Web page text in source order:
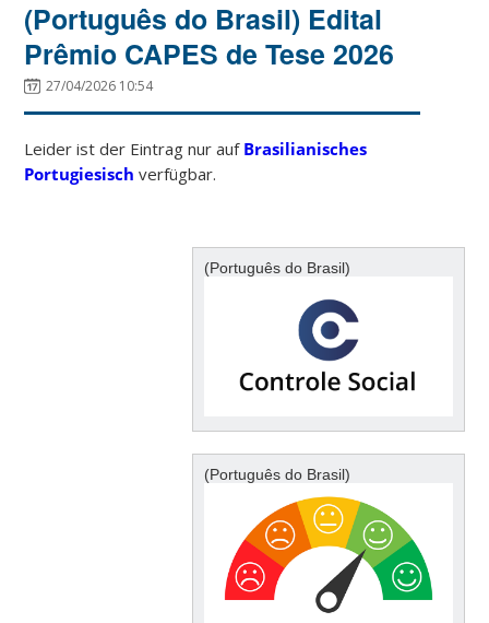
(Português do Brasil) Edital
Prêmio CAPES de Tese 2026
27/04/2026 10:54
Leider ist der Eintrag nur auf Brasilianisches
Portugiesisch verfügbar.
(Português do Brasil)
(Português do Brasil)